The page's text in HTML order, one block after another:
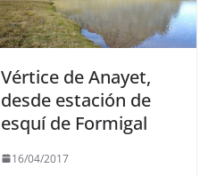
Vértice de Anayet,
desde estación de
esquí de Formigal
16/04/2017